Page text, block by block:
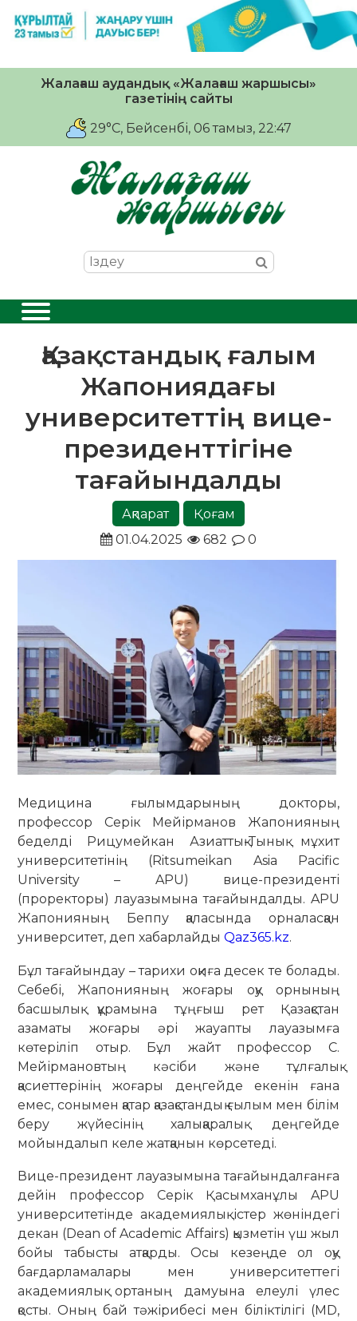
Жалағаш аудандық «Жалағаш жаршысы»
газетінің сайты
29°C, Бейсенбі, 06 тамыз, 22:47
Қазақстандық ғалым
Жапониядағы
университеттің вице-
президенттігіне
тағайындалды
Ақпарат
Қоғам
01.04.2025
682 0
Медицина ғылымдарының докторы,
профессор Серік Мейірманов Жапонияның
беделді Рицумейкан Азиаттық-Тынық мұхит
университетінің (Ritsumeikan Asia Pacific
University – APU) вице-президенті
(проректоры) лауазымына тағайындалды. APU
Жапонияның Беппу қаласында орналасқан
университет, деп хабарлайдыQaz365.kz.
Бұл тағайындау – тарихи оқиға десек те болады.
Себебі, Жапонияның жоғары оқу орнының
басшылық құрамына тұңғыш рет Қазақстан
азаматы жоғары әрі жауапты лауазымға
көтеріліп отыр. Бұл жайт профессор С.
Мейірмановтың кәсіби және тұлғалық
қасиеттерінің жоғары деңгейде екенін ғана
емес, сонымен қатар қазақстандық ғылым мен білім
беру жүйесінің халықаралық деңгейде
мойындалып келе жатқанын көрсетеді.
Вице-президент лауазымына тағайындалғанға
дейін профессор Серік Қасымханұлы APU
университетінде академиялық істер жөніндегі
декан (Dean of Academic Affairs) қызметін үш жыл
бойы табысты атқарды. Осы кезеңде ол оқу
бағдарламалары мен университеттегі
академиялық ортаның дамуына елеулі үлес
қосты. Оның бай тәжірибесі мен біліктілігі (MD,